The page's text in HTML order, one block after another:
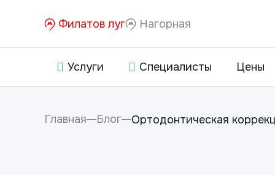
Филатов луг Нагорная
Услуги Специалисты Цены
Главная Блог Ортодонтическая